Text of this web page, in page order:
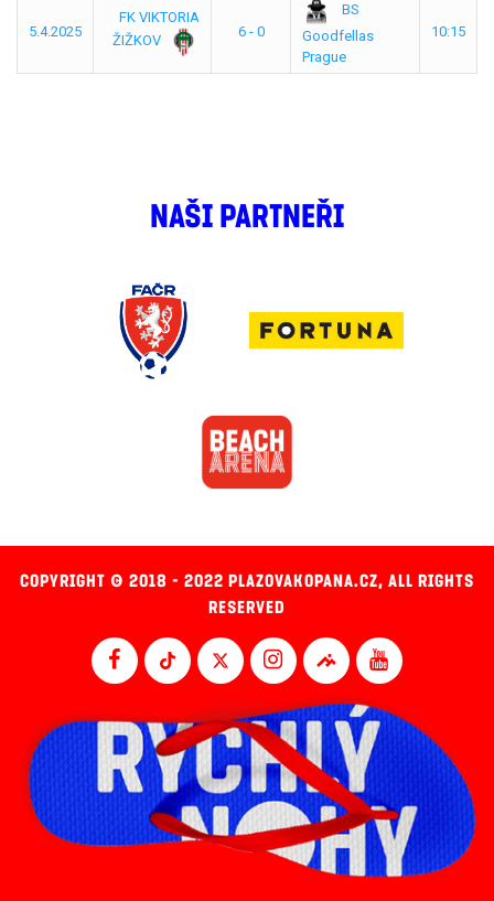
5.4.2025
FK VIKTORIA
ŽIŽKOV
6 - 0
BS
Goodfellas
Prague
10:15
NAŠI PARTNEŘI
COPYRIGHT © 2018 - 2022 PLAZOVAKOPANA.CZ, ALL RIGHTS
RESERVED